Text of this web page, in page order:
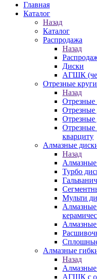
Главная
Каталог
Назад
Каталог
Распродажа
Назад
Диски
АГШК
Отрезные
Назад
Отрезные
Отрезные
Отрезные
Отрезные
кварциту
Алмазные
Назад
Турбо
Мульти
Алмазные
Алмазные
Назад
АГШК с